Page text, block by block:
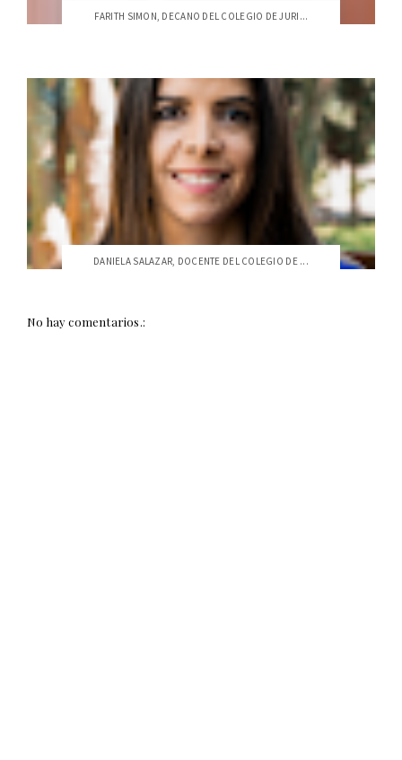
FARITH SIMON, DECANO DEL COLEGIO DE JURI...
DANIELA SALAZAR, DOCENTE DEL COLEGIO DE ...
No hay comentarios.: